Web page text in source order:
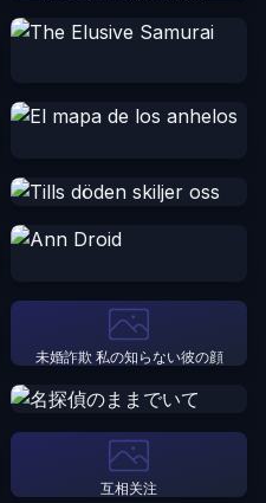
未婚詐欺 私の知らない彼の顔
互相关注